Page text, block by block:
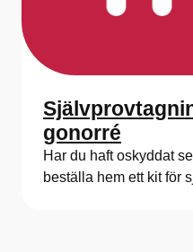
gonorré
Har du haft oskyddat
beställa hem ett kit för